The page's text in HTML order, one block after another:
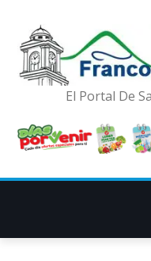
El Portal De